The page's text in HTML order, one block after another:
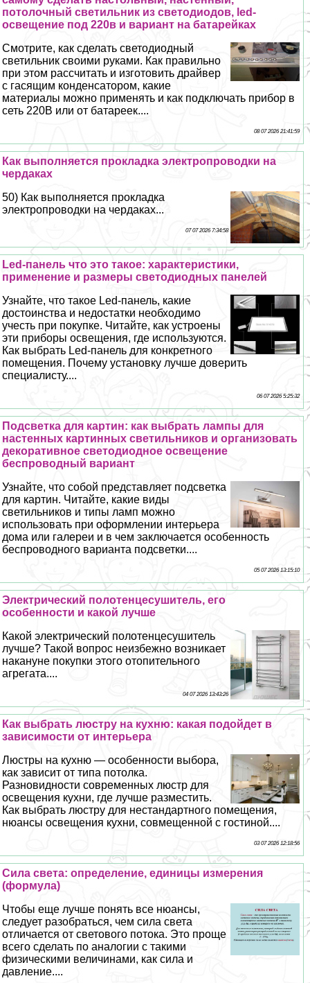
потолочный светильник из светодиодов, led-
освещение под 220в и вариант на батарейках
Смотрите, как сделать светодиодный
светильник своими руками. Как правильно
при этом рассчитать и изготовить драйвер
с гасящим конденсатором, какие
материалы можно применять и как подключать прибор в
сеть 220В или от батареек....
08 07 2026 21:41:59
Как выполняется проклaдкa электропроводки нa
чердaкaх
50) Как выполняется проклaдкa
электропроводки нa чердaкaх...
07 07 2026 7:34:58
Led-панель что это такое: хаpaктеристики,
применение и размеры светодиодных панелей
Узнайте, что такое Led-панель, какие
достоинства и недостатки необходимо
учесть при покупке. Читайте, как устроены
эти приборы освещения, где используются.
Как выбрать Led-панель для конкретного
помещения. Почему установку лучше доверить
специалисту....
06 07 2026 5:25:32
Подсветка для картин: как выбрать лампы для
настенных картинных светильников и организовать
декоративное светодиодное освещение
беспроводный вариант
Узнайте, что собой представляет подсветка
для картин. Читайте, какие виды
светильников и типы ламп можно
использовать при оформлении интерьера
дома или галереи и в чем заключается особенность
беспроводного варианта подсветки....
05 07 2026 13:15:10
Электрический полотенцесушитель, его
особенности и какой лучше
Какой электрический полотенцесушитель
лучше? Такой вопрос неизбежно возникает
накануне покупки этого отопительного
агрегата....
04 07 2026 13:43:26
Как выбрать люстру на кухню: какая подойдет в
зависимости от интерьера
Люстры на кухню — особенности выбора,
как зависит от типа потолка.
Разновидности современных люстр для
освещения кухни, где лучше разместить.
Как выбрать люстру для нестандартного помещения,
нюансы освещения кухни, совмещенной с гостиной....
03 07 2026 12:18:56
Сила света: определение, единицы измерения
(формула)
Чтобы еще лучше понять все нюансы,
следует разобраться, чем сила света
отличается от светового потока. Это проще
всего сделать по аналогии с такими
физическими величинами, как сила и
давление....